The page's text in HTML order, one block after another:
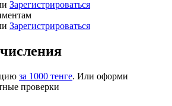
Зарегистрироваться
Зарегистрироваться
за 1000 тенге. Или оформи
проверки